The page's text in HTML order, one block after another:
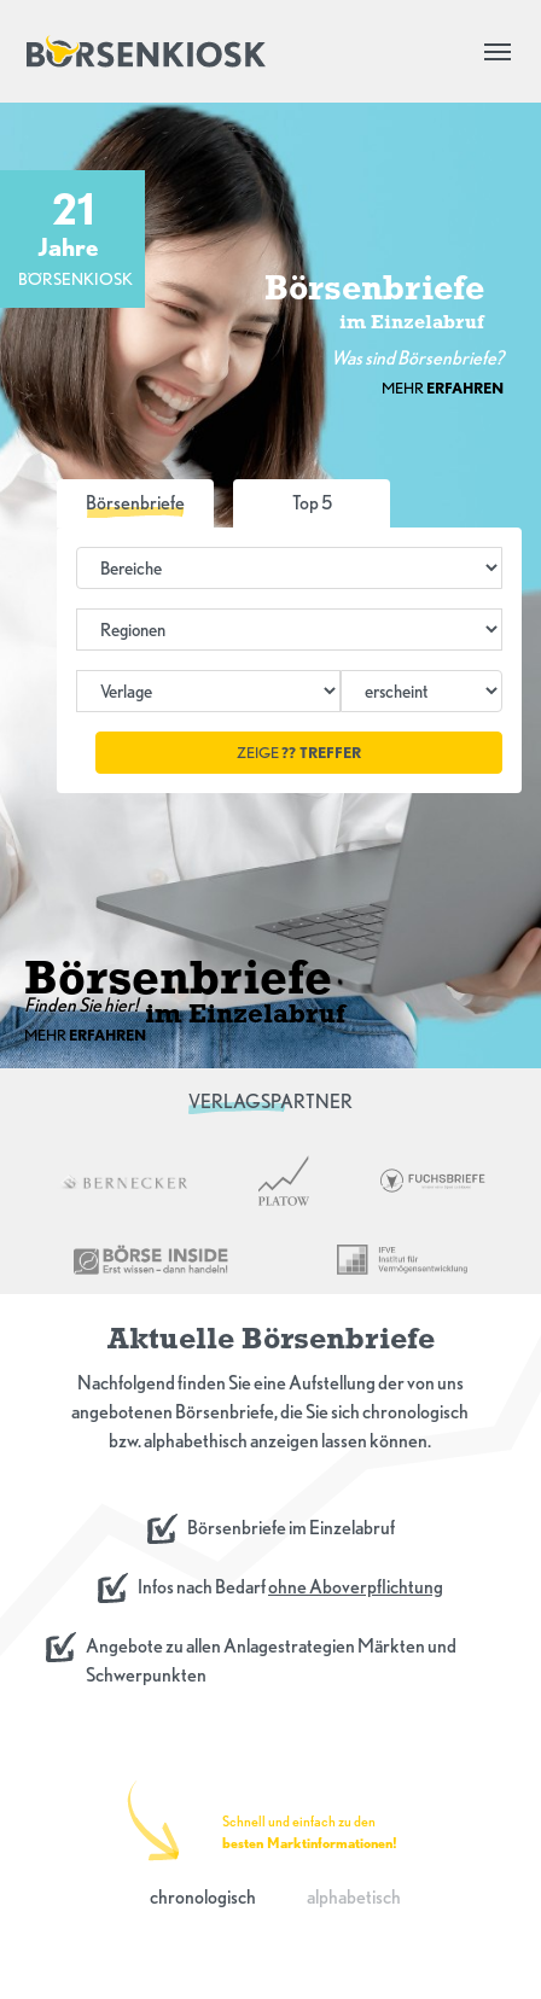
Börsenbriefe
im Einzelabruf
Was sind Börsenbriefe?
MEHR ERFAHREN
Börsenbriefe Top 5
ZEIGE?? TREFFER
Börsenbriefe
im Einzelabruf
Finden Sie hier!
MEHRERFAHREN
21
Jahre
BÖRSENKIOSK
VERLAGSPARTNER
Aktuelle Börsenbriefe
Nachfolgend finden Sie eine Aufstellung der von uns
angebotenen Börsenbriefe, die Sie sich chronologisch
bzw. alphabethisch anzeigen lassen können.
Börsenbriefe im Einzelabruf
Infos nach Bedarfohne Aboverpflichtung
Angebote zu allen Anlagestrategien Märkten und
Schwerpunkten
Schnell und einfach zu den
besten Marktinformationen!
chronologisch alphabetisch